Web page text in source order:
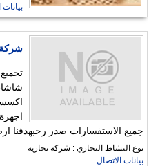
بيانات
شركة
جميع الاستفسارات صدر رحبهدفنا
نوع النشاط التجاري : شركة تجارية
بيانات الاتصال